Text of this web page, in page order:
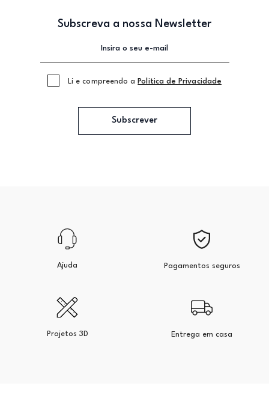
Subscreva a nossa Newsletter
Li e compreendo a Politica de Privacidade
Subscrever
Ajuda Pagamentos seguros
Projetos 3D Entrega em casa